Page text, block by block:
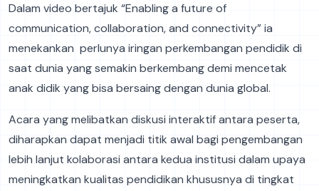
Dalam video bertajuk “Enabling a future of
communication, collaboration, and connectivity” ia
menekankan perlunya iringan perkembangan pendidik di
saat dunia yang semakin berkembang demi mencetak
anak didik yang bisa bersaing dengan dunia global.
Acara yang melibatkan diskusi interaktif antara peserta,
diharapkan dapat menjadi titik awal bagi pengembangan
lebih lanjut kolaborasi antara kedua institusi dalam upaya
meningkatkan kualitas pendidikan khususnya di tingkat